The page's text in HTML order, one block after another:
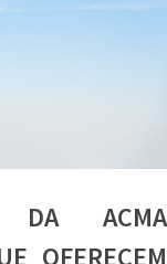
DA ACMA
OFERECEM